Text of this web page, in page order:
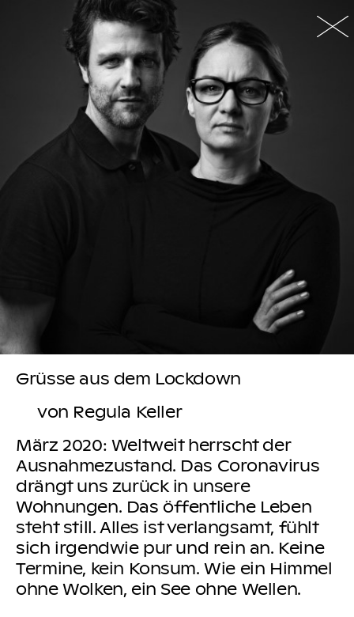
Grüsse aus dem Lockdown
von Regula Keller
März 2020: Weltweit herrscht der
Ausnahmezustand. Das Coronavirus
drängt uns zurück in unsere
Wohnungen. Das öffentliche Leben
steht still. Alles ist verlangsamt, fühlt
sich irgendwie pur und rein an. Keine
Termine, kein Konsum. Wie ein Himmel
ohne Wolken, ein See ohne Wellen.